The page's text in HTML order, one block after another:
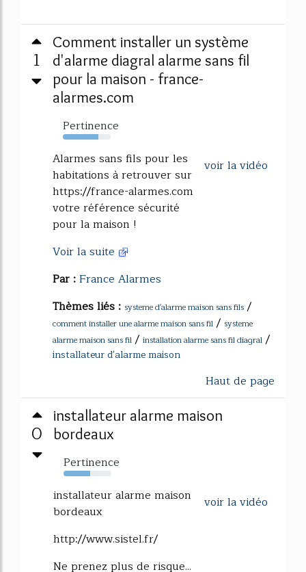
1
Comment installer un système
d'alarme diagral alarme sans fil
pour la maison - france-
alarmes.com
Pertinence
74%
voir la vidéo
Alarmes sans fils pour les
habitations à retrouver sur
https://france-alarmes.com
votre référence sécurité
pour la maison !
Voir la suite
Par :France Alarmes
Thèmes liés : systeme d'alarme maison sans fils /
comment installer une alarme maison sans fil / systeme
alarme maison sans fil / installation alarme sans fil diagral /
installateur d'alarme maison
Haut de page
0
installateur alarme maison
bordeaux
Pertinence
56%
voir la vidéo
installateur alarme maison
bordeaux
http://www.sistel.fr/
Ne prenez plus de risque...